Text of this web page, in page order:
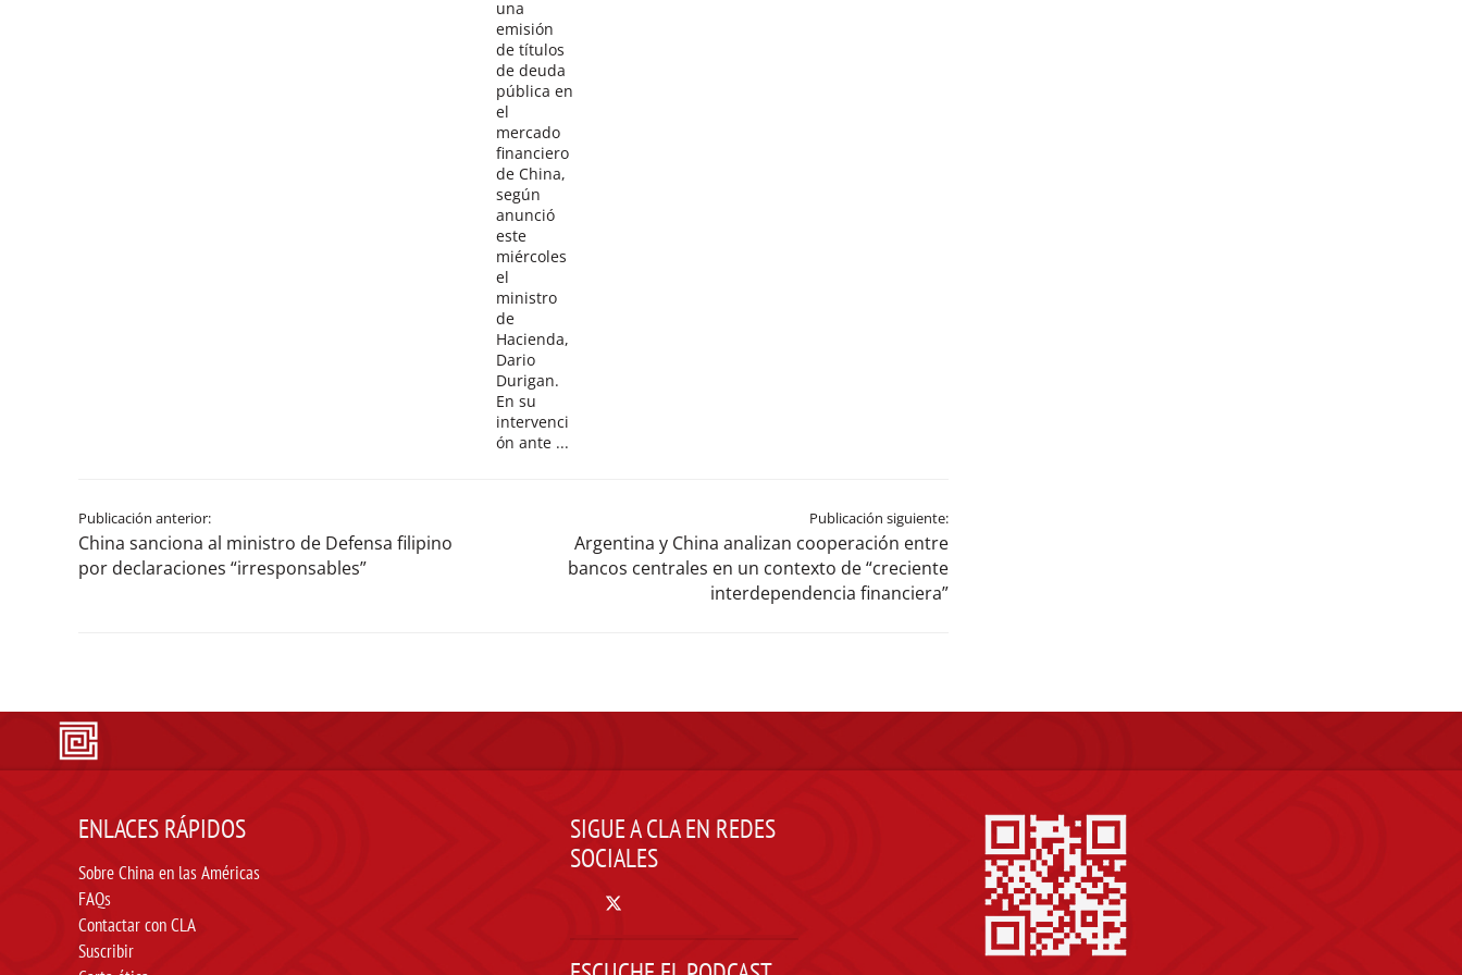
una
emisión
de títulos
de deuda
pública en
el
mercado
financiero
de China,
según
anunció
este
miércoles
el
ministro
de
Hacienda,
Dario
Durigan.
En su
intervenci
ón ante ...
Publicación anterior:
China sanciona al ministro de Defensa filipino
por declaraciones “irresponsables”
Publicación siguiente:
Argentina y China analizan cooperación entre
bancos centrales en un contexto de “creciente
interdependencia financiera”
ENLACES RÁPIDOS
Sobre China en las Américas
FAQs
Contactar con CLA
Suscribir
SIGUE A CLA EN REDES
SOCIALES